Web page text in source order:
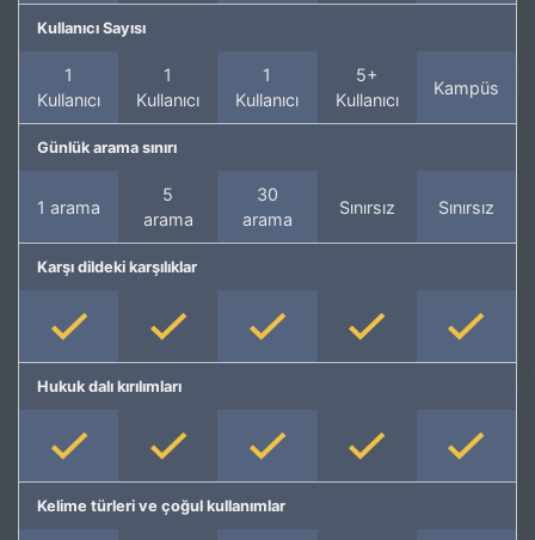
Kullanıcı Sayısı
1
Kullanıcı
1
Kullanıcı
1
Kullanıcı
5+
Kullanıcı
Kampüs
Günlük arama sınırı
1 arama
5
arama
30
arama
Sınırsız Sınırsız
Karşı dildeki karşılıklar
Hukuk dalı kırılımları
Kelime türleri ve çoğul kullanımlar